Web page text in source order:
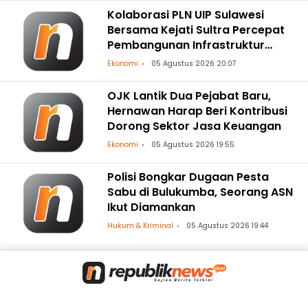
Kolaborasi PLN UIP Sulawesi
Bersama Kejati Sultra Percepat
Pembangunan Infrastruktur
Ketenagalistrikan
Ekonomi 05 Agustus 2026 20:07
OJK Lantik Dua Pejabat Baru,
Hernawan Harap Beri Kontribusi
Dorong Sektor Jasa Keuangan
Ekonomi 05 Agustus 2026 19:55
Polisi Bongkar Dugaan Pesta